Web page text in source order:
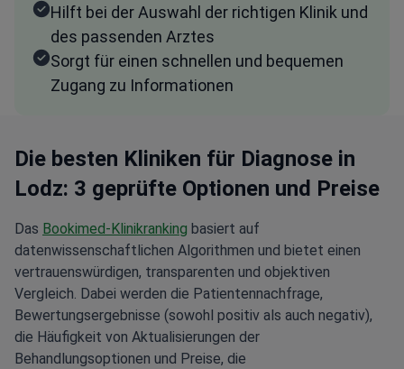
Hilft bei der Auswahl der richtigen Klinik und
des passenden Arztes
Sorgt für einen schnellen und bequemen
Zugang zu Informationen
Die besten Kliniken für Diagnose in
Lodz: 3 geprüfte Optionen und Preise
Das Bookimed-Klinikranking basiert auf
datenwissenschaftlichen Algorithmen und bietet einen
vertrauenswürdigen, transparenten und objektiven
Vergleich. Dabei werden die Patientennachfrage,
Bewertungsergebnisse (sowohl positiv als auch negativ),
die Häufigkeit von Aktualisierungen der
Behandlungsoptionen und Preise, die